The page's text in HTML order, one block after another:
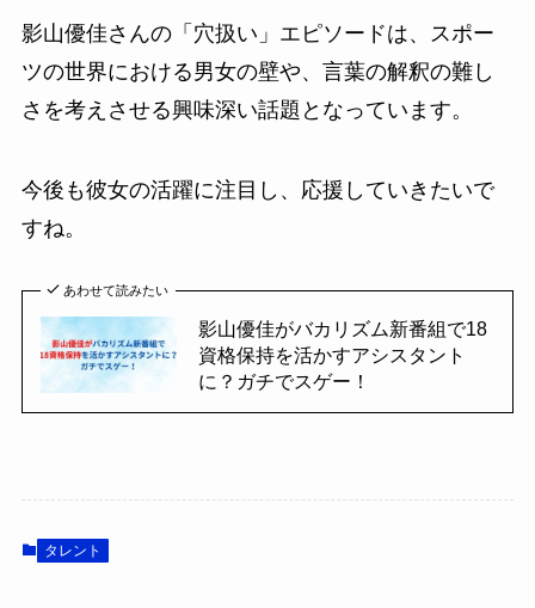
影山優佳さんの「穴扱い」エピソードは、スポー
ツの世界における男女の壁や、言葉の解釈の難し
さを考えさせる興味深い話題となっています。
今後も彼女の活躍に注目し、応援していきたいで
すね。
あわせて読みたい
影山優佳がバカリズム新番組で18
資格保持を活かすアシスタント
に？ガチでスゲー！
タレント